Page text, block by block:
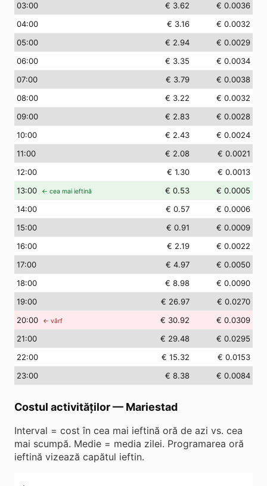
03:00 € 3.62
€ 0.0036
04:00 € 3.16
€ 0.0032
05:00 € 2.94
€ 0.0029
06:00 € 3.35
€ 0.0034
07:00 € 3.79
€ 0.0038
08:00 € 3.22
€ 0.0032
09:00 € 2.83
€ 0.0028
10:00 € 2.43
€ 0.0024
11:00 € 2.08
€ 0.0021
12:00 € 1.30
€ 0.0013
13:00 ← cea mai ieftină € 0.53
€ 0.0005
14:00 € 0.57
€ 0.0006
15:00 € 0.91
€ 0.0009
16:00 € 2.19
€ 0.0022
17:00 € 4.97
€ 0.0050
18:00 € 8.98
€ 0.0090
19:00 € 26.97
€ 0.0270
20:00 ← vârf € 30.92
€ 0.0309
21:00 € 29.48
€ 0.0295
22:00 € 15.32
€ 0.0153
23:00 € 8.38 € 0.0084
Costul activităților— Mariestad
Interval = cost în cea mai ieftină oră de azi vs. cea
mai scumpă. Medie = media zilei. Programarea oră
ieftină vizează capătul ieftin.